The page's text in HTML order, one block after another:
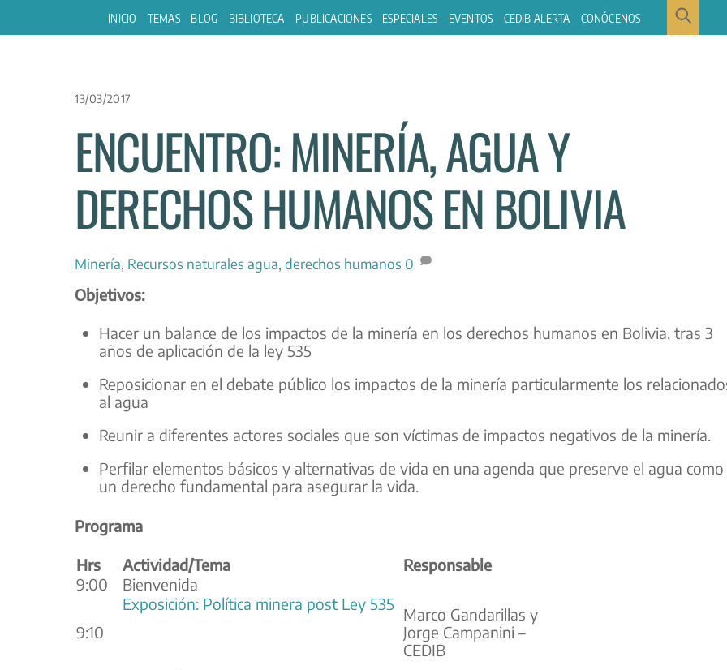
INICIO TEMAS BLOG BIBLIOTECA PUBLICACIONES ESPECIALES EVENTOS CEDIB ALERTA CONÓCENOS
13/03/2017
ENCUENTRO: MINERÍA, AGUA Y
DERECHOS HUMANOS EN BOLIVIA
Minería, Recursos naturales agua, derechos humanos 0
Objetivos:
Hacer un balance de los impactos de la minería en los derechos humanos en Bolivia, tras 3
años de aplicación de la ley 535
Reposicionar en el debate público los impactos de la minería particularmente los
al agua
Reunir a diferentes actores sociales que son víctimas de impactos negativos de la minería.
Perfilar elementos básicos y alternativas de vida en una agenda que preserve el agua como
un derecho fundamental para asegurar la vida.
Programa
Hrs Actividad/Tema
Responsable
9:00
Bienvenida
9:10
Exposición: Política minera post Ley 535
Marco Gandarillas y
Jorge Campanini –
CEDIB